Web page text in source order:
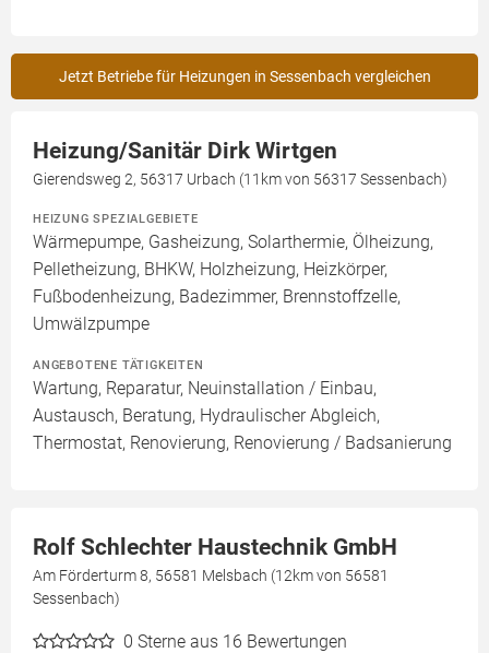
Jetzt Betriebe für Heizungen in Sessenbach vergleichen
Heizung/Sanitär Dirk Wirtgen
Gierendsweg 2, 56317 Urbach (11km von 56317 Sessenbach)
HEIZUNG SPEZIALGEBIETE
Wärmepumpe, Gasheizung, Solarthermie, Ölheizung,
Pelletheizung, BHKW, Holzheizung, Heizkörper,
Fußbodenheizung, Badezimmer, Brennstoffzelle,
Umwälzpumpe
ANGEBOTENE TÄTIGKEITEN
Wartung, Reparatur, Neuinstallation / Einbau,
Austausch, Beratung, Hydraulischer Abgleich,
Thermostat, Renovierung, Renovierung / Badsanierung
Rolf Schlechter Haustechnik GmbH
Am Förderturm 8, 56581 Melsbach (12km von 56581
Sessenbach)
0 Sterne aus 16 Bewertungen